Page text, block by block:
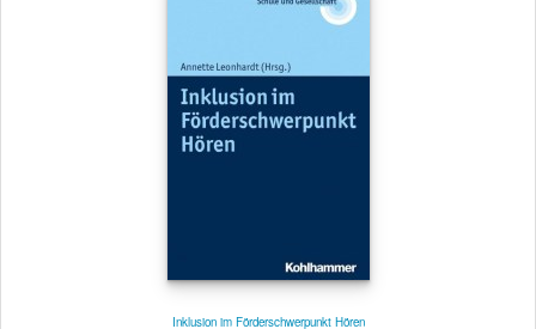
Inklusion im Förderschwerpunkt Hören